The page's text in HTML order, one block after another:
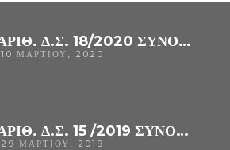
ΔΙΑΚΗΡΥΞΗ ΑΡΙΘ. Δ.Σ. 18/2020 ΣΥΝΟΠΤΙΚΟΥ ΔΙΑΓΩΝΙΣΜΟΥΓΙΑ ΤΗΝ ΠΡΟΜΉΘΕΙΑ «ΕΝΔΟΦΘΑΛΜΙΩΝ ΦΑΚΩΝ» (CPV:33731110-7) ΓΙΑ ΤΗΝ ΚΆΛΥΨΗ ΤΩΝ ΑΝΑΓΚΏΝ ΤΟΥ Γ.Ν. ΆΡΤΑΣ
10 ΜΑΡΤΊΟΥ, 2020
ΔΙΑΚΗΡΥΞΗ ΑΡΙΘ. Δ.Σ. 15 /2019 ΣΥΝΟΠΤΙΚΟΥ ΔΙΑΓΩΝΙΣΜΟΥ ΓΙΑ ΤΗΝ ΠΡΟΜΉΘΕΙΑ «ΕΝΔΟΦΘΑΛΜΙΩΝ ΦΑΚΩΝ»(CPV 33731110-7), ΓΙΑ ΤΗΝ ΚΆΛΥΨΗ ΤΩΝ ΑΝΑΓΚΏΝ ΤΟΥ Γ.Ν. ΆΡΤΑΣ
29 ΜΑΡΤΊΟΥ, 2019